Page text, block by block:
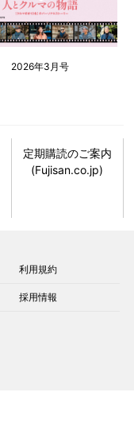
2026年3月号
定期購読のご案内
(Fujisan.co.jp)
利用規約
採用情報